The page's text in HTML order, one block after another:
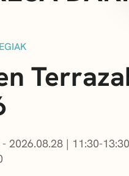
2026.08.28 | 11:30-13:30